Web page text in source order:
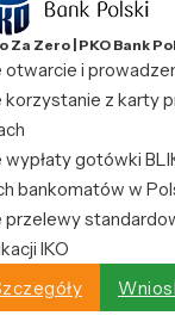
Za Zero | PKO Bank
otwarcie i
z karty
gotówki
bankomatów w
przelewy
IKO